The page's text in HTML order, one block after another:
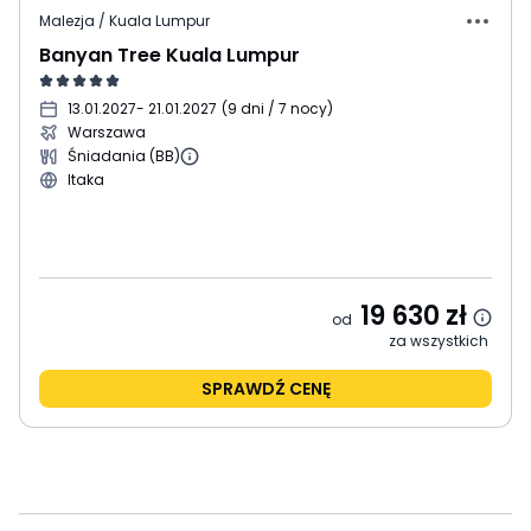
Malezja / Kuala Lumpur
Banyan Tree Kuala Lumpur
13.01.2027- 21.01.2027 (9 dni / 7 nocy)
Warszawa
Śniadania (BB)
Itaka
od 19 630 zł
za wszystkich
SPRAWDŹ CENĘ